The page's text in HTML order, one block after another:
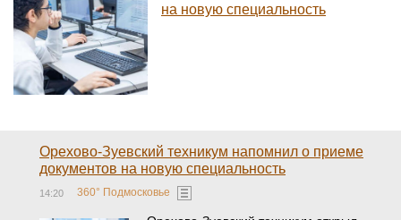
на новую специальность
Орехово-Зуевский техникум напомнил о приеме
документов на новую специальность
14:20 360° Подмосковье